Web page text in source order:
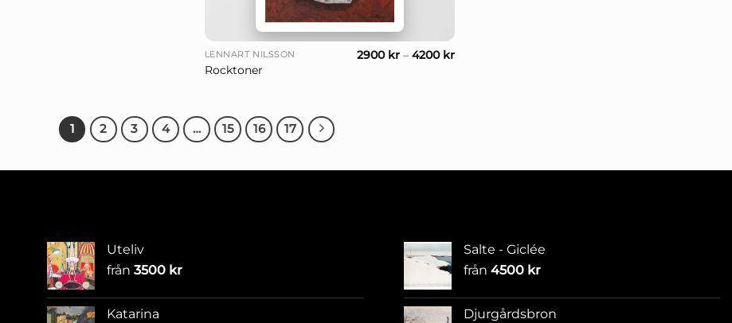
LENNART NILSSON
Rocktoner
2900 kr– 4200 kr
1 2 3 4 … 15 16 17
Uteliv
från 3500 kr
Katarina
Salte - Giclée
från 4500 kr
Djurgårdsbron